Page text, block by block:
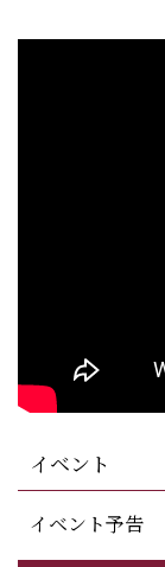
イベント
イベント予告